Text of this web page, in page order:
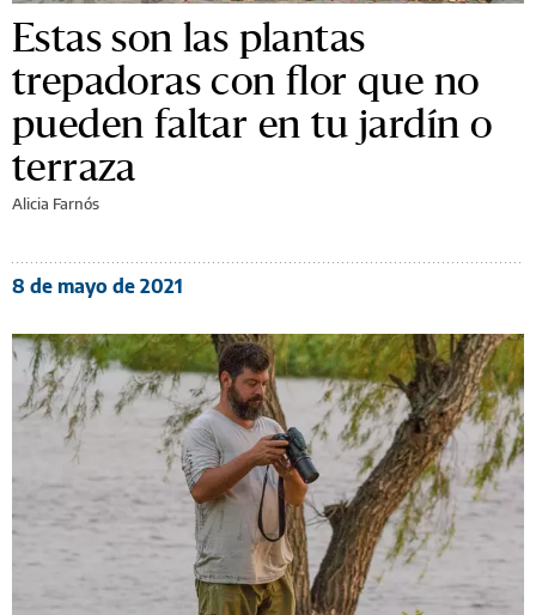
Estas son las plantas
trepadoras con flor que no
pueden faltar en tu jardín o
terraza
Alicia Farnós
8 de mayo de 2021